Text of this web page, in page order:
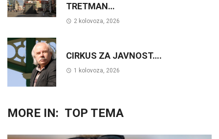
TRETMAN…
2 kolovoza, 2026
CIRKUS ZA JAVNOST….
1 kolovoza, 2026
MORE IN: TOP TEMA